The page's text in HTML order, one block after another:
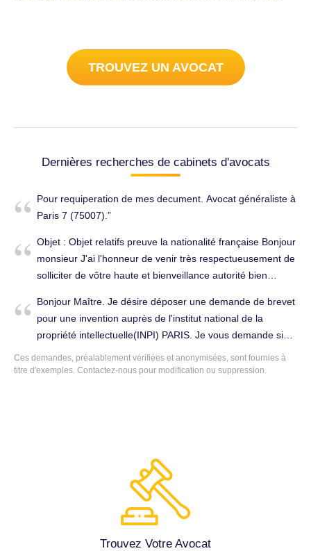
TROUVEZ UN AVOCAT
Dernières recherches de cabinets d'avocats
Pour requiperation de mes decument. Avocat généraliste à
Paris 7 (75007).
Objet : Objet relatifs preuve la nationalité française Bonjour
monsieur J'ai l'honneur de venir très respectueusement de
solliciter de vôtre haute et bienveillance autorité bien
de document relatifs preuve la nationalité française ou n°
de décret ou photo copie de jugement de mon défunt père
qui fut victime d'un accident de travail grave au niveau de
crainte en 1958 à Paris ce dernier est devenu handicapé
ne pouvant se déplacer que sur le tapis roulant rapport
française en 1962 auprès de la préfecture de police
direction police générale deuxième bureau à Paris à cet
effet je vous demande de m'aider dans la mesure du
possible l'obtention de régularisation de mon dossier de la
nationalité française j'ai contacté le bureau de la nationalité
française il demande n° de décret ou photo copie de
Bonjour Maître. Je désire déposer une demande de brevet
pour une invention auprès de l'institut national de la
propriété intellectuelle(INPI) PARIS. Je vous demande si
vous voulez déposer le dossier de cette demande, de me
représenter administrativement auprès de cet institut pour
Monsieur, mes Salutations les plus sincères. Avocat
généraliste à Paris 7 (75007).
Ces demandes, préalablement vérifiées et anonymisées, sont fournies à
titre d'exemples. Contactez-nous pour modification ou suppression.
Trouvez Votre Avocat